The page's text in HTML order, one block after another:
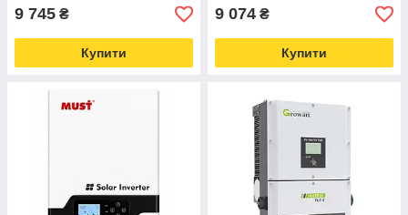
9 745 ₴
Купити
9 074 ₴
Купити